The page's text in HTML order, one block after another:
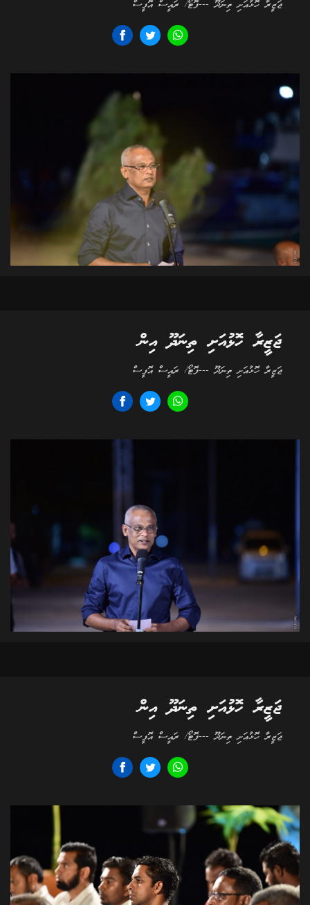
ޖަޒީރާ ހޮޅުއަށި ތިނަދޫ ---ފޮޓޯ/ ރައީސް އޮފީސް
ޖަޒީރާ ހޮޅުއަށި ތިނަދޫ އިން
ޖަޒީރާ ހޮޅުއަށި ތިނަދޫ ---ފޮޓޯ/ ރައީސް އޮފީސް
ޖަޒީރާ ހޮޅުއަށި ތިނަދޫ އިން
ޖަޒީރާ ހޮޅުއަށި ތިނަދޫ ---ފޮޓޯ/ ރައީސް އޮފީސް